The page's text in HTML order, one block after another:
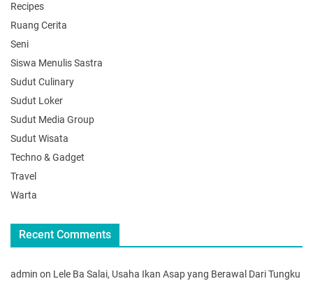
Recipes
Ruang Cerita
Seni
Siswa Menulis Sastra
Sudut Culinary
Sudut Loker
Sudut Media Group
Sudut Wisata
Techno & Gadget
Travel
Warta
Recent Comments
admin on Lele Ba Salai, Usaha Ikan Asap yang Berawal Dari Tungku